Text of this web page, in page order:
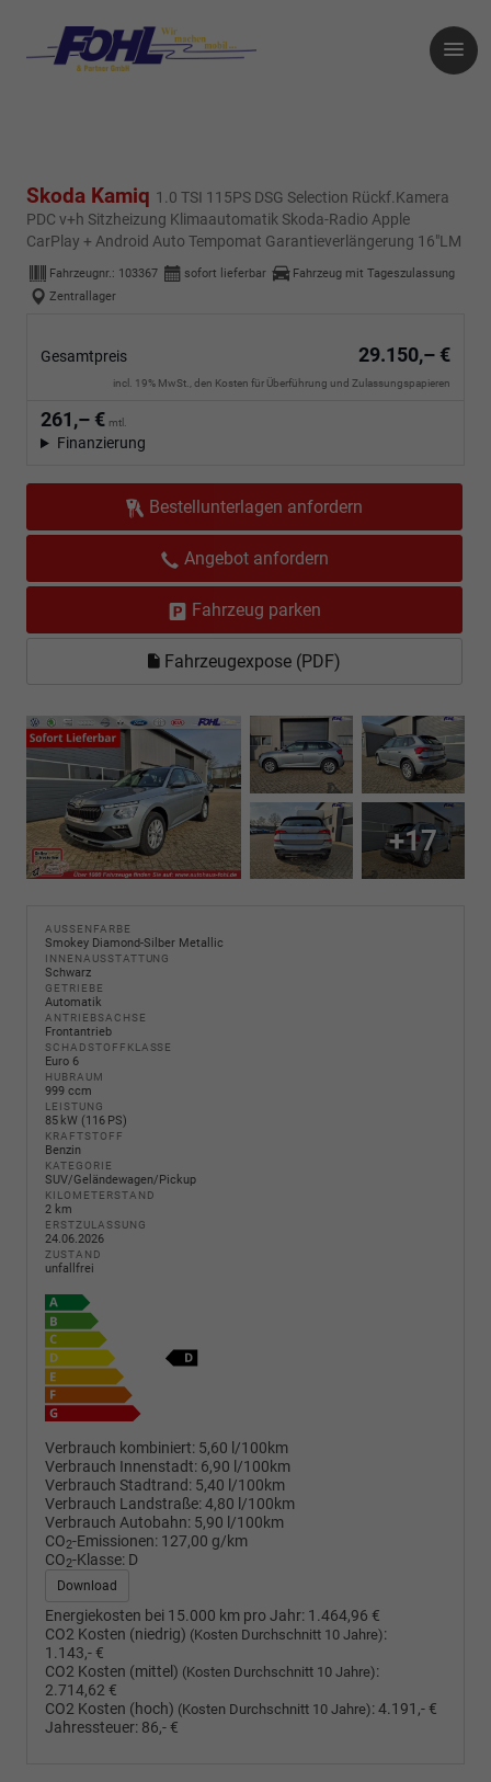
Skoda Kamiq 1.0 TSI 115PS DSG Selection Rückf.Kamera
PDC v+h Sitzheizung Klimaautomatik Skoda-Radio Apple
CarPlay + Android Auto Tempomat Garantieverlängerung 16"LM
Fahrzeugnr.: 103367 sofort lieferbar
Fahrzeug mit Tageszulassung
Zentrallager
Gesamtpreis 29.150,– €
incl. 19% MwSt., den Kosten für Überführung und Zulassungspapieren
261,– € mtl.
Finanzierung
Bestellunterlagen anfordern
Angebot anfordern
Fahrzeug parken
Fahrzeugexpose (PDF)
+17
AUSSENFARBE
Smokey Diamond-Silber Metallic
INNENAUSSTATTUNG
Schwarz
GETRIEBE
Automatik
ANTRIEBSACHSE
Frontantrieb
SCHADSTOFFKLASSE
Euro 6
HUBRAUM
999 ccm
LEISTUNG
85 kW (116 PS)
KRAFTSTOFF
Benzin
KATEGORIE
SUV/Geländewagen/Pickup
KILOMETERSTAND
2 km
ERSTZULASSUNG
24.06.2026
ZUSTAND
unfallfrei
Verbrauch kombiniert: 5,60 l/100km
Verbrauch Innenstadt: 6,90 l/100km
Verbrauch Stadtrand: 5,40 l/100km
Verbrauch Landstraße:4,80 l/100km
Verbrauch Autobahn: 5,90 l/100km
CO2-Emissionen: 127,00 g/km
CO2-Klasse: D
Download
Energiekosten bei 15.000 km pro Jahr: 1.464,96 €
CO2 Kosten (niedrig) (Kosten Durchschnitt 10 Jahre):
1.143,- €
CO2 Kosten (mittel) (Kosten Durchschnitt 10 Jahre):
2.714,62 €
CO2 Kosten (hoch) (Kosten Durchschnitt 10 Jahre):4.191,- €
Jahressteuer: 86,- €